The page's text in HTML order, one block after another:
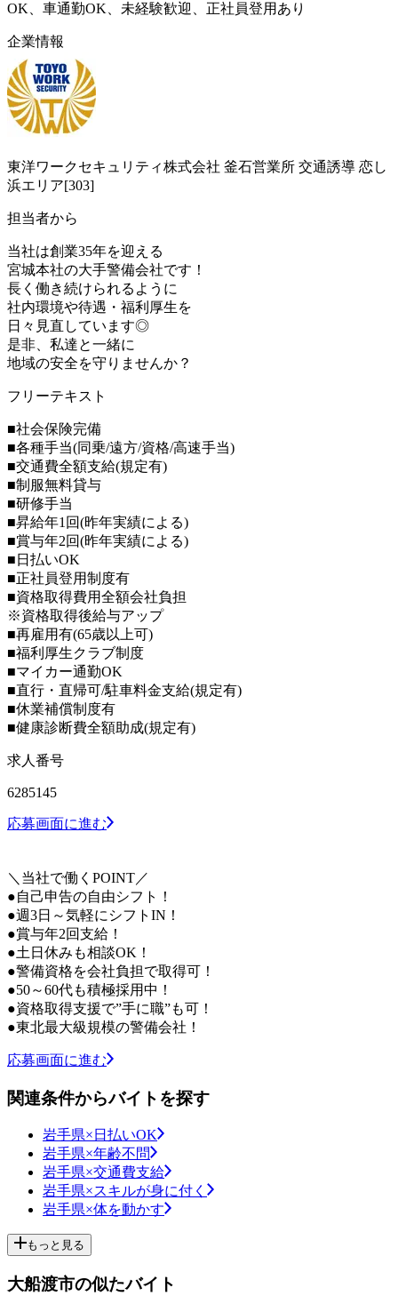
OK、車通勤OK、未経験歓迎、正社員登用あり
企業情報
東洋ワークセキュリティ株式会社 釜石営業所 交通誘導 恋し
浜エリア[303]
担当者から
当社は創業35年を迎える
宮城本社の大手警備会社です！
長く働き続けられるように
社内環境や待遇・福利厚生を
日々見直しています◎
是非、私達と一緒に
地域の安全を守りませんか？
フリーテキスト
■社会保険完備
■各種手当(同乗/遠方/資格/高速手当)
■交通費全額支給(規定有)
■制服無料貸与
■研修手当
■昇給年1回(昨年実績による)
■賞与年2回(昨年実績による)
■日払いOK
■正社員登用制度有
■資格取得費用全額会社負担
※資格取得後給与アップ
■再雇用有(65歳以上可)
■福利厚生クラブ制度
■マイカー通勤OK
■直行・直帰可/駐車料金支給(規定有)
■休業補償制度有
■健康診断費全額助成(規定有)
求人番号
6285145
応募画面に進む
＼当社で働くPOINT／
●自己申告の自由シフト！
●週3日～気軽にシフトIN！
●賞与年2回支給！
●土日休みも相談OK！
●警備資格を会社負担で取得可！
●50～60代も積極採用中！
●資格取得支援で”手に職”も可！
●東北最大級規模の警備会社！
応募画面に進む
関連条件からバイトを探す
岩手県×日払いOK
岩手県×年齢不問
岩手県×交通費支給
岩手県×スキルが身に付く
岩手県×体を動かす
もっと見る
大船渡市の似たバイト